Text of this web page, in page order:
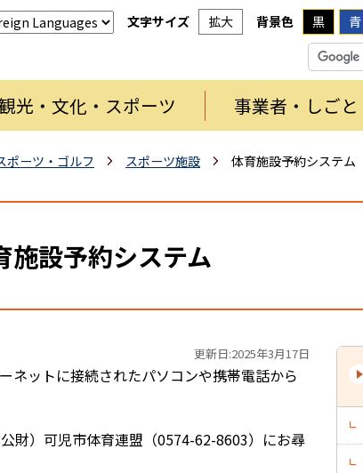
文字サイズ 拡大 背景色 黒 青
光・文化・スポーツ 事業者・しごと
ポーツ・ゴルフ スポーツ施設 体育施設予約システム
施設予約システム
更新日:2025年3月17日
ネットに接続されたパソコンや携帯電話から
財）可児市体育連盟（0574-62-8603）にお尋